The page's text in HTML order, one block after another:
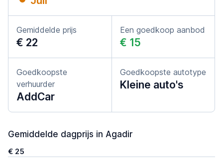
Gemiddelde prijs
€ 22
Een goedkoop aanbod
€ 15
Goedkoopste
verhuurder
AddCar
Goedkoopste autotype
Kleine auto's
Gemiddelde dagprijs in Agadir
€ 25